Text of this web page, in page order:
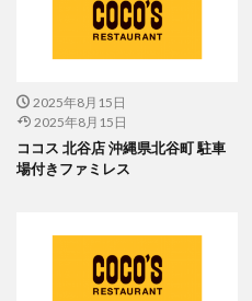
2025年8月15日
2025年8月15日
ココス 北谷店 沖縄県北谷町 駐車
場付きファミレス